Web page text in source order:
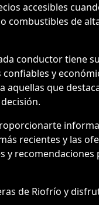
accesibles
combustibles de
conductor tiene
confiables y
aquellas que
recientes y las
y
de Riofrío y